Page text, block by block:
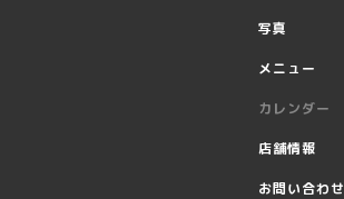
写真
メニュー
カレンダー
店舗情報
お問い合わせ